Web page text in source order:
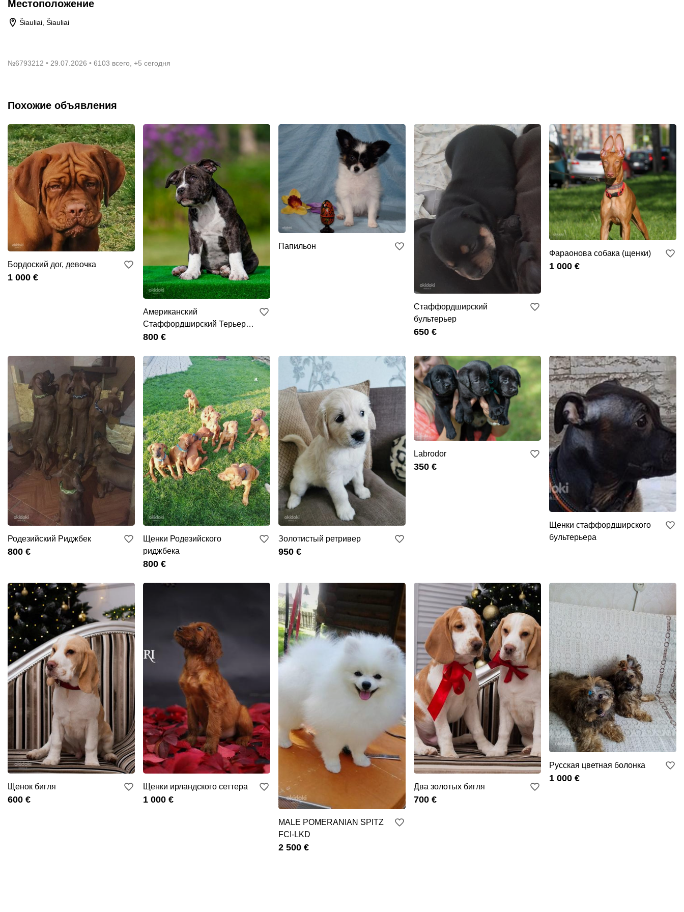
Местоположение
Šiauliai, Šiauliai
№6793212 29.07.2026 6103 всего, +5 сегодня
Похожие объявления
Бордоский дог, девочка
1 000 €
Американский
Стаффордширский Терьер
Щенки
800 €
Папильон
Стаффордширский
бультерьер
650 €
Фараонова собака (щенки)
1 000 €
Родезийский Риджбек
800 €
Щенки Родезийского
риджбека
800 €
Золотистый ретривер
950 €
Labrodor
350 €
Щенки стаффордширского
бультерьера
Щенок бигля
600 €
Щенки ирландского сеттера
1 000 €
MALE POMERANIAN SPITZ
FCI-LKD
2 500 €
Два золотых бигля
700 €
Русская цветная болонка
1 000 €